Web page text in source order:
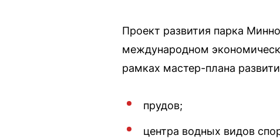
Проект развития парка
международном
рамках мастер-плана
прудов;
центра водных видов